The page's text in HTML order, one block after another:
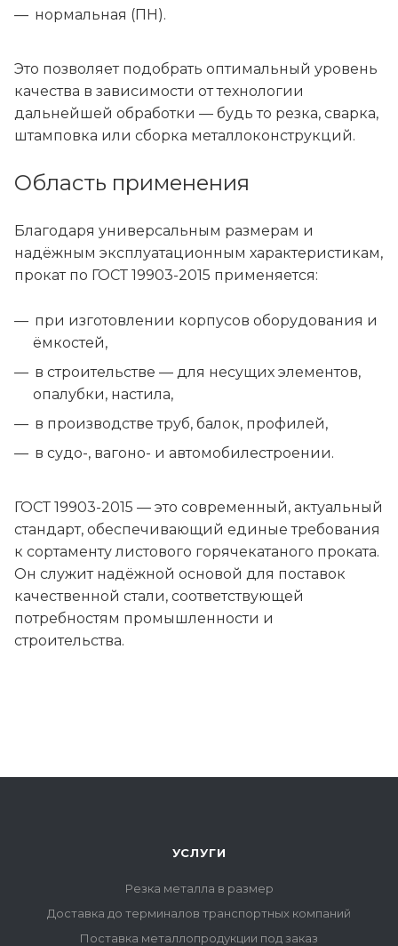
нормальная (ПН).
Это позволяет подобрать оптимальный уровень
качества в зависимости от технологии
дальнейшей обработки — будь то резка, сварка,
штамповка или сборка металлоконструкций.
Область применения
Благодаря универсальным размерам и
надёжным эксплуатационным характеристикам,
прокат по ГОСТ 19903-2015 применяется:
при изготовлении корпусов оборудования и
ёмкостей,
в строительстве — для несущих элементов,
опалубки, настила,
в производстве труб, балок, профилей,
в судо-, вагоно- и автомобилестроении.
ГОСТ 19903-2015 — это современный, актуальный
стандарт, обеспечивающий единые требования
к сортаменту листового горячекатаного проката.
Он служит надёжной основой для поставок
качественной стали, соответствующей
потребностям промышленности и
строительства.
УСЛУГИ
Резка металла в размер
Доставка до терминалов транспортных компаний
Поставка металлопродукции под заказ